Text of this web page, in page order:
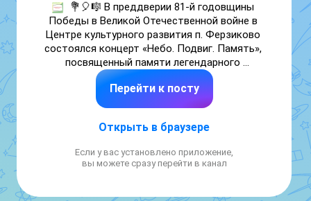
💐🎈🎼 В преддверии 81-й годовщины
Победы в Великой Отечественной войне в
Центре культурного развития п. Ферзиково
состоялся концерт «Небо. Подвиг. Память»,
посвященный памяти легендарного
лётчика-истребителя, земляка Александра
Терентьевича Карпова.
Еще до начала основной программы гости
фойе ЦКР были организованы
раскраска», «Звёзды Победы», «Голубь на
Перейти к посту
Открыть в браузере
Если у вас установлено приложение,
вы можете сразу перейти в канал